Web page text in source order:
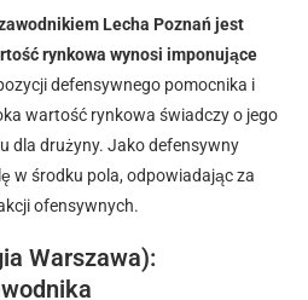
Lecha Poznań jest
rynkowa wynosi imponujące
defensywnego pomocnika i
wartość rynkowa świadczy o jego
dla drużyny. Jako defensywny
w środku pola, odpowiadając za
ofensywnych.
Warszawa):